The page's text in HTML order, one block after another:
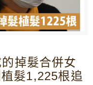
掉髮合併女
髮1,225根追